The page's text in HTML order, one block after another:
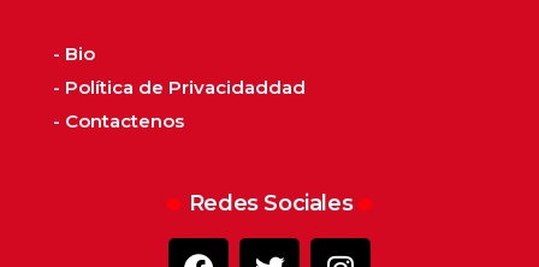
- Bio
- Política de Privacidaddad
- Contactenos
Redes Sociales